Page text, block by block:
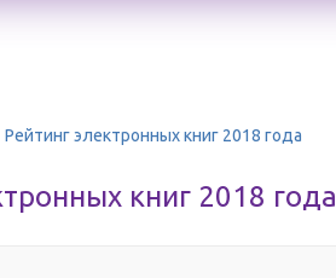
Рейтинг электронных книг 2018 года
книг 2018 года